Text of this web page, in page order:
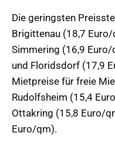
Die geringsten
Brigittenau (18,7
Simmering (16,9
und Floridsdorf (17,9
Mietpreise für freie
Rudolfsheim (15,4
Ottakring (15,8 Euro/
Euro/qm).